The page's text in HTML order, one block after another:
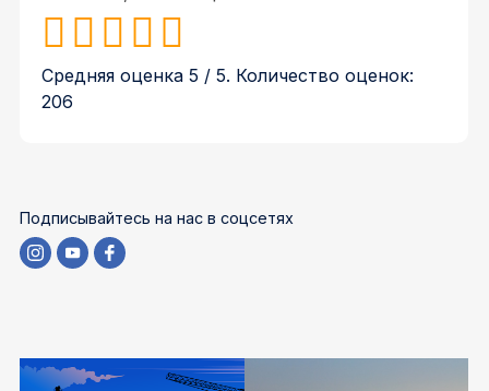
Средняя оценка5 / 5. Количество оценок:
206
Подписывайтесь на нас в соцсетях